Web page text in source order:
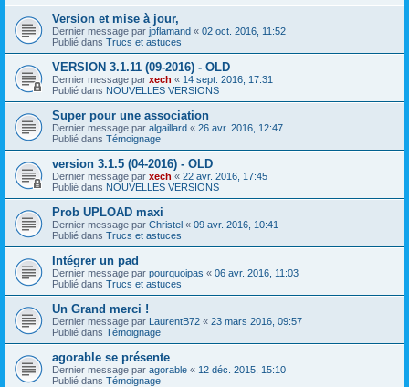
Version et mise à jour,
Dernier message par jpflamand « 02 oct. 2016, 11:52
Publié dans Trucs et astuces
VERSION 3.1.11 (09-2016) - OLD
Dernier message par xech « 14 sept. 2016, 17:31
Publié dans NOUVELLES VERSIONS
Super pour une association
Dernier message par algaillard « 26 avr. 2016, 12:47
Publié dans Témoignage
version 3.1.5 (04-2016) - OLD
Dernier message par xech « 22 avr. 2016, 17:45
Publié dans NOUVELLES VERSIONS
Prob UPLOAD maxi
Dernier message par Christel « 09 avr. 2016, 10:41
Publié dans Trucs et astuces
Intégrer un pad
Dernier message par pourquoipas « 06 avr. 2016, 11:03
Publié dans Trucs et astuces
Un Grand merci !
Dernier message par LaurentB72 « 23 mars 2016, 09:57
Publié dans Témoignage
agorable se présente
Dernier message par agorable « 12 déc. 2015, 15:10
Publié dans Témoignage